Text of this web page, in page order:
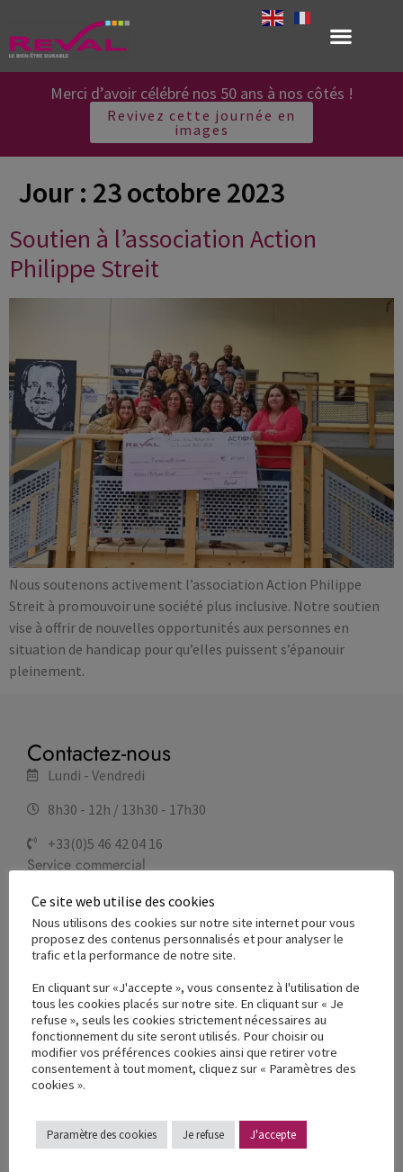
Merci d’avoir célébré nos 50 ans à nos côtés !
Revivez cette journée en
images
Jour : 23 octobre 2023
Soutien à l’association Action
Philippe Streit
Nous soutenons activement l’association Action Philippe
Streit à promouvoir une société plus inclusive. Notre soutien
vise à offrir de nouvelles opportunités aux personnes en
situation de handicap pour qu’elles puissent s’épanouir
pleinement.
Contactez-nous
Lundi - Vendredi
8h30 - 12h / 13h30 - 17h30
+33(0)5 46 42 04 16
Service commercial
Service technique
À propos
Nos valeurs & engagements
Nos usines de production
Nos réalisations terrain
Nos partenaires
France Reval recrute
Ce site web utilise des cookies
Nous utilisons des cookies sur notre site internet pour vous
proposez des contenus personnalisés et pour analyser le
trafic et la performance de notre site.
En cliquant sur «J'accepte », vous consentez à l'utilisation de
tous les cookies placés sur notre site. En cliquant sur « Je
refuse », seuls les cookies strictement nécessaires au
fonctionnement du site seront utilisés. Pour choisir ou
modifier vos préférences cookies ainsi que retirer votre
consentement à tout moment, cliquez sur « Paramètres des
cookies ».
Paramètre des cookies Je refuse J'accepte